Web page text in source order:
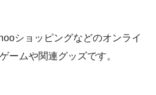
ショッピングなどのオンライ
ームや関連グッズです。